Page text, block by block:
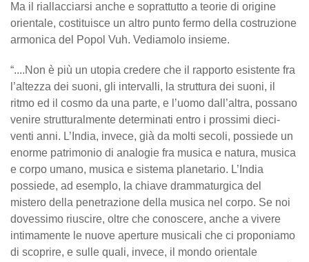
Ma il riallacciarsi anche e soprattutto a teorie di origine
orientale, costituisce un altro punto fermo della costruzione
armonica del Popol Vuh. Vediamolo insieme.
“....Non è più un utopia credere che il rapporto esistente fra
l’altezza dei suoni, gli intervalli, la struttura dei suoni, il
ritmo ed il cosmo da una parte, e l’uomo dall’altra, possano
venire strutturalmente determinati entro i prossimi dieci-
venti anni. L’India, invece, già da molti secoli, possiede un
enorme patrimonio di analogie fra musica e natura, musica
e corpo umano, musica e sistema planetario. L’India
possiede, ad esemplo, la chiave drammaturgica del
mistero della penetrazione della musica nel corpo. Se noi
dovessimo riuscire, oltre che conoscere, anche a vivere
intimamente le nuove aperture musicali che ci proponiamo
di scoprire, e sulle quali, invece, il mondo orientale